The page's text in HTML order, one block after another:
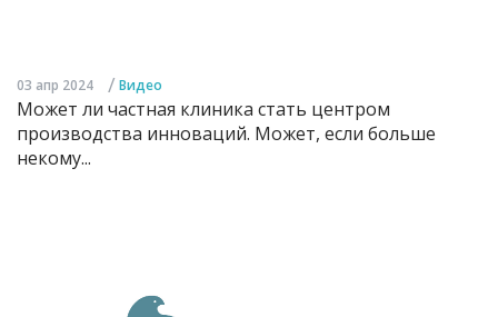
03 апр 2024 / Видео
Может ли частная клиника стать центром
производства инноваций. Может, если больше
некому...